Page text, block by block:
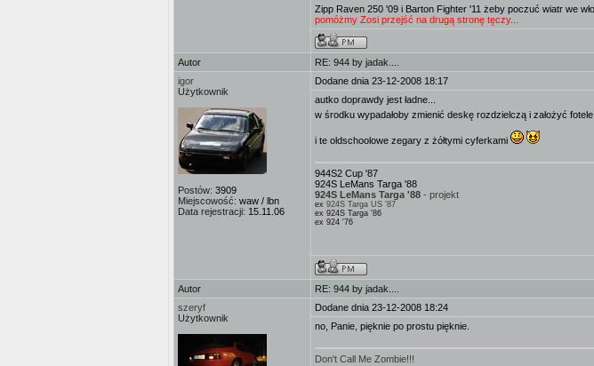
Zipp Raven 250 '09 i Barton Fighter '11 żeby poczuć wiatr we
pomóżmy Zosi przejść na drugą stronę tęczy...
Autor
RE: 944 by jadak....
igor
Użytkownik
Postów: 3909
Miejscowość: waw / lbn
Data rejestracji: 15.11.06
Dodane dnia 23-12-2008 18:17
autko doprawdy jest ładne...
w środku wypadałoby zmienić deskę rozdzielczą i założyć
i te oldschoolowe zegary z żółtymi cyferkami
944S2 Cup '87
924S LeMans Targa '88
924S LeMans Targa '88 - projekt
ex 924S Targa US '87
ex 924S Targa '86
ex 924 '76
Autor
RE: 944 by jadak....
szeryf
Użytkownik
Dodane dnia 23-12-2008 18:24
no, Panie, pięknie po prostu pięknie.
Don't Call Me Zombie!!!